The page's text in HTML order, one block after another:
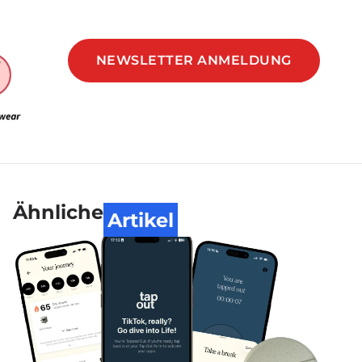
NEWSLETTER ANMELDUNG
ÄhnlicheArtikel